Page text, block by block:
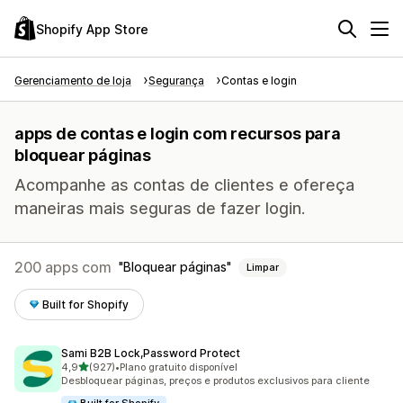
Shopify App Store
Gerenciamento de loja Segurança Contas e login
apps de contas e login com recursos para
bloquear páginas
Acompanhe as contas de clientes e ofereça
maneiras mais seguras de fazer login.
200 apps com Bloquear páginas Limpar
Built for Shopify
Sami B2B Lock,Password Protect
4,9de 5 estrelas
(927)
927 avaliações ao todo
•Plano gratuito disponível
Desbloquear páginas, preços e produtos exclusivos para cliente